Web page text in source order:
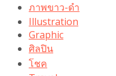
ภาพขาว-ดำ
Illustration
Graphic
ศิลปิน
โชค